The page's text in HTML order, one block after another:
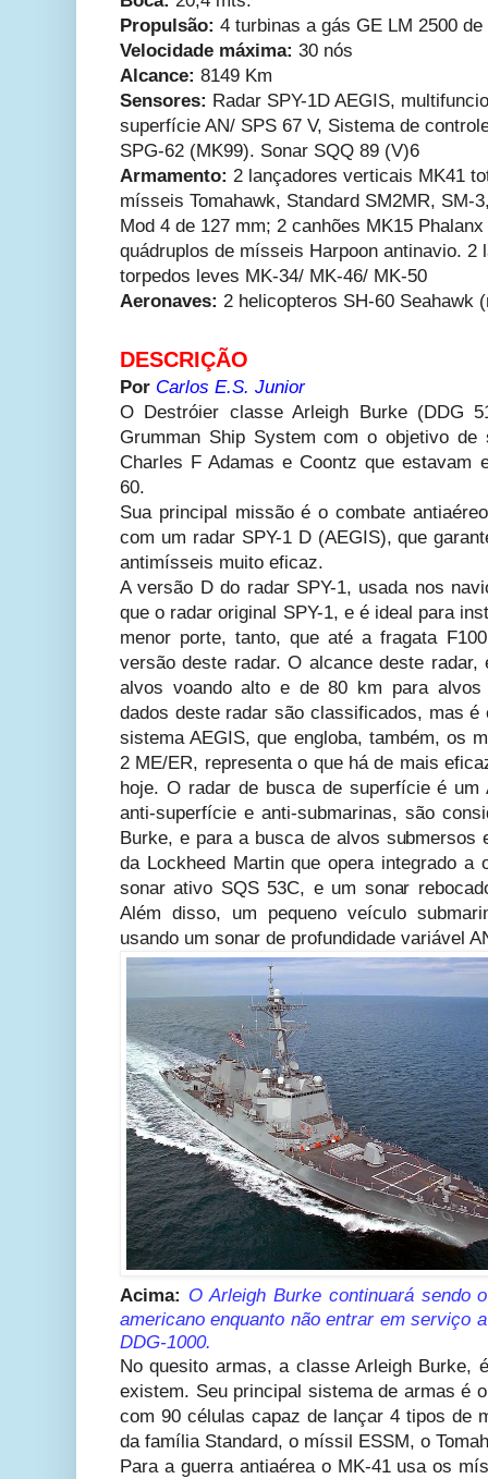
Propulsão: 4 turbinas a gás GE LM 2500 de
Velocidade máxima: 30 nós
Alcance: 8149 Km
Sensores: Radar SPY-1D AEGIS,
superfície AN/ SPS 67 V, Sistema de
SPG-62 (MK99). Sonar SQQ 89 (V)6
Armamento: 2 lançadores verticais MK41
mísseis Tomahawk, Standard SM2MR, SM-
Mod 4 de 127 mm; 2 canhões MK15
quádruplos de mísseis Harpoon antinavio. 2
torpedos leves MK-34/ MK-46/ MK-50
Aeronaves: 2 helicopteros SH-60 Seahawk
DESCRIÇÃO
Por Carlos E.S. Junior
O Destróier classe Arleigh Burke (DDG
Grumman Ship System com o objetivo
Charles F Adamas e Coontz que estavam
60.
Sua principal missão é o combate
com um radar SPY-1 D (AEGIS), que
antimísseis muito eficaz.
A versão D do radar SPY-1, usada nos
que o radar original SPY-1, e é ideal para
menor porte, tanto, que até a fragata
versão deste radar. O alcance deste
alvos voando alto e de 80 km para
dados deste radar são classificados, mas
sistema AEGIS, que engloba, também, os
2 ME/ER, representa o que há de mais
hoje. O radar de busca de superfície é um
anti-superfície e anti-submarinas, são
Burke, e para a busca de alvos submersos
da Lockheed Martin que opera integrado a
sonar ativo SQS 53C, e um sonar
Além disso, um pequeno veículo
usando um sonar de profundidade variável
Acima: O Arleigh Burke continuará sendo
americano enquanto não entrar em serviço
DDG-1000.
No quesito armas, a classe Arleigh Burke,
existem. Seu principal sistema de armas é
com 90 células capaz de lançar 4 tipos de
da família Standard, o míssil ESSM, o
Para a guerra antiaérea o MK-41 usa os